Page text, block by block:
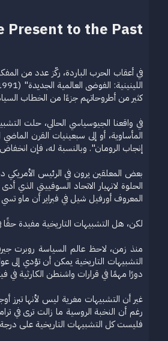
to the Past?​
كثير من أطروحاتهم جزءًا من الخطاب
في واقعنا الجيوسياسي الحالي، حلت
المأساوية، أو إلى سبعينيات القرن
إنجاب الرومان". وبالنسبة له، فإن
بعض المعلقين يرون في الرئيس الأمريكي
الحلوة لانهيار الاتحاد السوفييتي الذي
المعروف أورفيل شيل في فبراير أن ماو
لكن، هل التشبيهات التاريخية مفيدة
منذ زمن، لاحظ عالم السياسة روبرت
دورًا مهمًا في قرارات واشنطن الكارثية في
غير أن التشبيهات مغرية ليس لأنها تبرز
رغم أن النخبة الروسية ما زالت ترى في
فليست كل التشبيهات التاريخية على